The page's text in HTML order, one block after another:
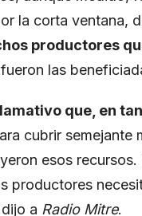
la corta ventana,
productores
las
que, en
cubrir semejante
esos
productores
a Radio Mitre.